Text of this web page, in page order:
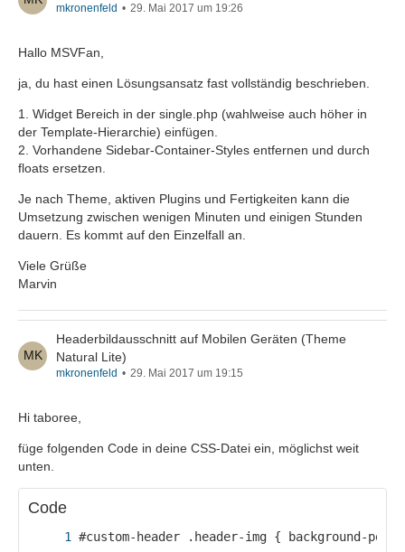
mkronenfeld 29. Mai 2017 um 19:26
Hallo MSVFan,
ja, du hast einen Lösungsansatz fast vollständig beschrieben.
1. Widget Bereich in der single.php (wahlweise auch höher in
der Template-Hierarchie) einfügen.
2. Vorhandene Sidebar-Container-Styles entfernen und durch
floats ersetzen.
Je nach Theme, aktiven Plugins und Fertigkeiten kann die
Umsetzung zwischen wenigen Minuten und einigen Stunden
dauern. Es kommt auf den Einzelfall an.
Viele Grüße
Marvin
Headerbildausschnitt auf Mobilen Geräten (Theme
Natural Lite)
mkronenfeld 29. Mai 2017 um 19:15
Hi taboree,
füge folgenden Code in deine CSS-Datei ein, möglichst weit
unten.
Code
#custom-header .header-img { background-